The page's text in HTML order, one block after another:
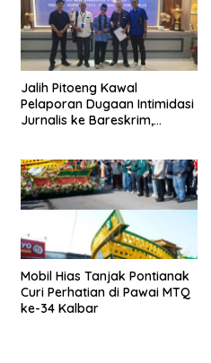
Jalih Pitoeng Kawal
Pelaporan Dugaan Intimidasi
Jurnalis ke Bareskrim,
Mobil Hias Tanjak Pontianak
Curi Perhatian di Pawai MTQ
ke-34 Kalbar